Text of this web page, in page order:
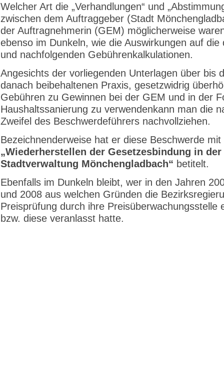
Welcher Art die „Verhandlungen“ und
zwischen dem Auftraggeber (Stadt
der Auftragnehmerin (GEM) möglicherweise
ebenso im Dunkeln, wie die Auswirkungen auf die
und nachfolgenden Gebührenkalkulationen.
Angesichts der vorliegenden Unterlagen über bis
danach beibehaltenen Praxis, gesetzwidrig
Gebühren zu Gewinnen bei der GEM und in der
Haushaltssanierung zu verwendenkann man die
Zweifel des Beschwerdeführers nachvollziehen.
Bezeichnenderweise hat er diese Beschwerde mit
„Wiederherstellen der Gesetzesbindung in der
Stadtverwaltung Mönchengladbach“ betitelt.
Ebenfalls im Dunkeln bleibt, wer in den Jahren
und 2008 aus welchen Gründen die
Preisprüfung durch ihre Preisüberwachungsstelle
bzw. diese veranlasst hatte.